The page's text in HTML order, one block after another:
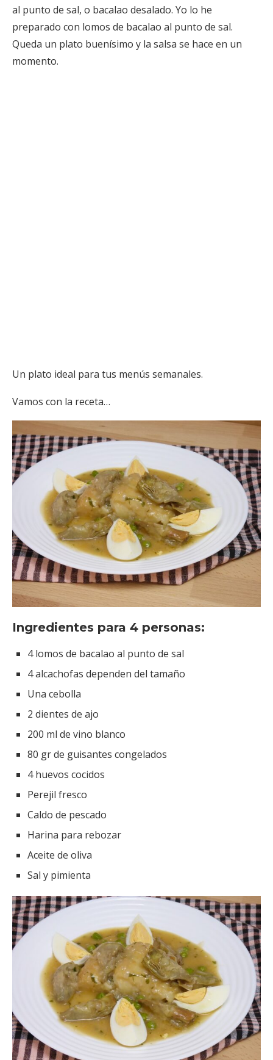
al punto de sal, o bacalao desalado. Yo lo he
preparado con lomos de bacalao al punto de sal.
Queda un plato buenísimo y la salsa se hace en un
momento.
Un plato ideal para tus menús semanales.
Vamos con la receta…
Ingredientes para 4 personas:
4 lomos de bacalao al punto de sal
4 alcachofas dependen del tamaño
Una cebolla
2 dientes de ajo
200 ml de vino blanco
80 gr de guisantes congelados
4 huevos cocidos
Perejil fresco
Caldo de pescado
Harina para rebozar
Aceite de oliva
Sal y pimienta